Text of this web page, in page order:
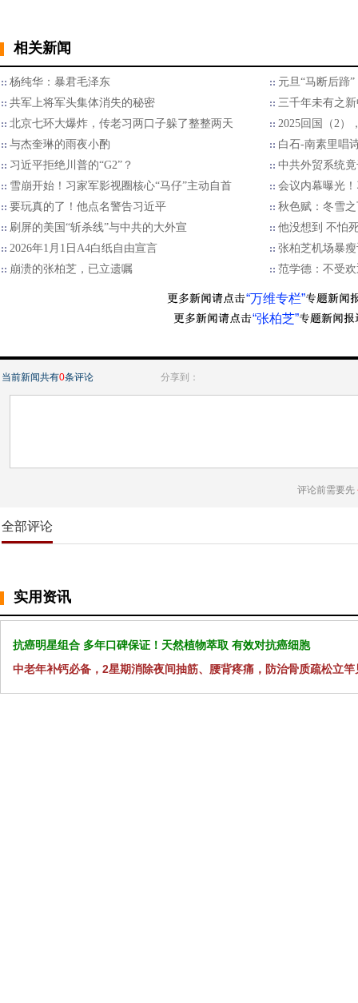
相关新闻
杨纯华：暴君毛泽东
元旦“马断后蹄
共军上将军头集体消失的秘密
三千年未有之
北京七环大爆炸，传老习两口子躲了整整两天
2025回国（2）
与杰奎琳的雨夜小酌
白石-南素里唱
习近平拒绝川普的“G2”？
中共外贸系统
雪崩开始！习家军影视圈核心“马仔”主动自首
会议内幕曝光
要玩真的了！他点名警告习近平
秋色赋：冬雪
刷屏的美国“斩杀线”与中共的大外宣
他没想到 不怕
2026年1月1日A4白纸自由宣言
张柏芝机场暴
崩溃的张柏芝，已立遗嘱
范学德：不受
“万维专栏”
“张柏芝”
当前新闻共有0条评论 分享到：
评论前需要先
全部评论
实用资讯
抗癌明星组合 多年口碑保证！天然植物萃取 有效对抗癌细胞
中老年补钙必备，2星期消除夜间抽筋、腰背疼痛，防治骨质疏松立竿